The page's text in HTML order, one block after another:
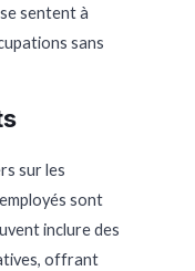
sentent à
sans
sur les
sont
inclure des
offrant